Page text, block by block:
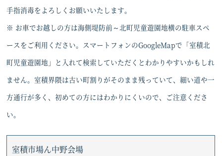
手指消毒をよろしくお願いいたします。
※ お車でお越しの方は海側堤防前～北町児童遊園地横の駐車スペ
ースをご利用ください。スマートフォンのGoogleMapで「室積北
町児童遊園地」と入れて検索していただくとわかりやすいかもしれ
ません。室積界隈は古い町割りがそのまま残っていて、細い道や一
方通行が多く、初めての方にはわかりにくいので、ご注意くださ
い。
室積市場ん中野会場